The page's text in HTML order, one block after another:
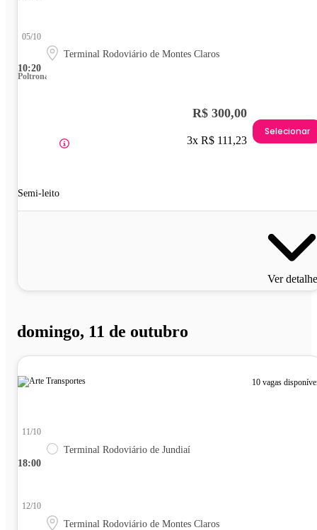
10:20
05/10
Terminal Rodoviário de Montes Claros
Poltrona
Semi-leito
R$ 300,00
3x R$ 111,23
Selecionar
Ver
domingo, 11 de outubro
10 vagas
18:00
11/10
Terminal Rodoviário de Jundiaí
12/10
Terminal Rodoviário de Montes Claros